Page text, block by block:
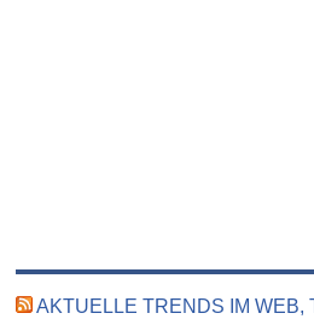
AKTUELLE TRENDS IM WEB,